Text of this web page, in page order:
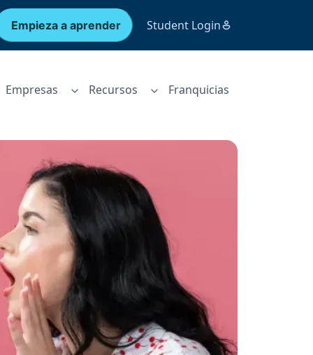
Empieza a aprender Student Login
Empresas Recursos Franquicias